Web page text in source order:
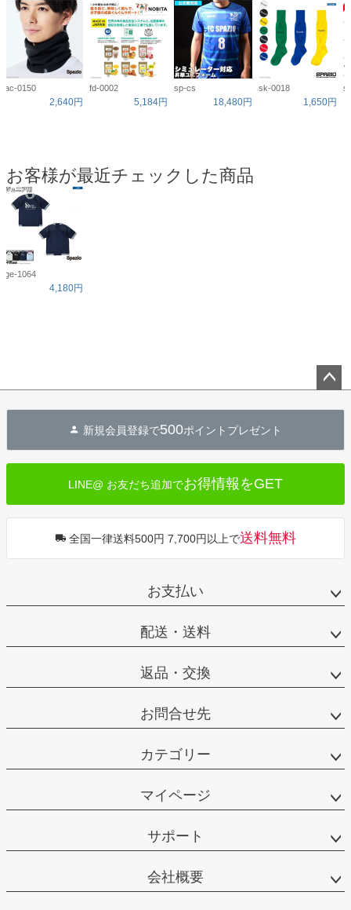
ac-0150
2,640円
fd-0002
5,184円
sp-cs
18,480円
sk-0018
1,650円
お客様が最近チェックした商品
ge-1064
4,180円
へ
新規会員登録で500ポイントプレゼント
LINE@ お友だち追加でお得情報をGET
全国一律送料500円 7,700円以上で送料無料
お支払い
配送・送料
返品・交換
お問合せ先
カテゴリー
マイページ
サポート
会社概要